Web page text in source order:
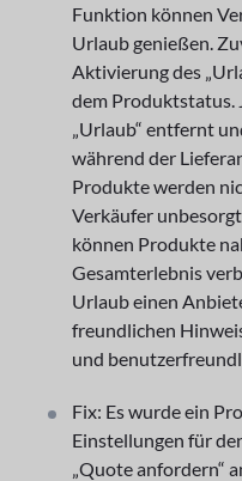
Funktion können
Urlaub genießen.
Aktivierung des
dem Produktstatus.
„Urlaub“ entfernt
während der
Produkte werden
Verkäufer
können Produkte
Gesamterlebnis
Urlaub einen
freundlichen
und
Fix: Es wurde ein
Einstellungen für
„Quote anfordern“